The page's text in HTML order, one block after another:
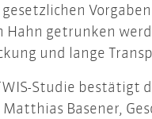
gesetzlichen
Hahn getrunken
und lange
Studie bestätigt
Matthias Basener,